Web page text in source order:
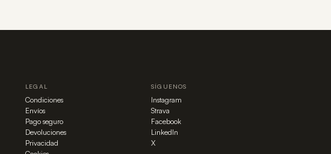
LEGAL
Condiciones
Envíos
Pago seguro
Devoluciones
Privacidad
SÍGUENOS
Instagram
Strava
Facebook
LinkedIn
X